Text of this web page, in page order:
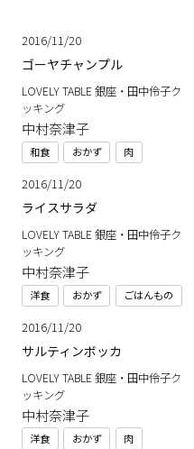
2016/11/20
ゴーヤチャンプル
LOVELY TABLE 銀座・田中伶子ク
ッキング
中村奈津子
和食 おかず 肉
2016/11/20
ライスサラダ
LOVELY TABLE 銀座・田中伶子ク
ッキング
中村奈津子
洋食 おかず ごはんもの
2016/11/20
サルティンボッカ
LOVELY TABLE 銀座・田中伶子ク
ッキング
中村奈津子
洋食 おかず 肉